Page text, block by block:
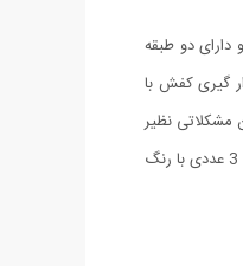
دو طبقه
گیری کفش با
مشکلاتی نظیر
آسیب دیدگی و کثیف شدن کفش ها خواهد شد. دسترسی سریع و راحت به کفش ها را می توان از دیگر ویژگی های این ابزار عنوان نمود. پکیج 3 عددی نظم دهنده تاشو کفش در بسته بندی های 3 عددی با رنگ